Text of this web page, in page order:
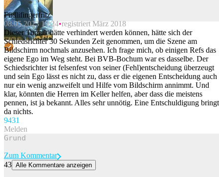
Beitrag melden
Füdlifingerfritz
08.05.2023 19:24 registriert März 2018
Dieser Tumult hätte verhindert werden können, hätte sich der
Schiedsrichter 30 Sekunden Zeit genommen, um die Szene am
Bildschirm nochmals anzusehen. Ich frage mich, ob einigen Refs das
eigene Ego im Weg steht. Bei BVB-Bochum war es dasselbe. Der
Schiedsrichter ist felsenfest von seiner (Fehl)entscheidung überzeugt
und sein Ego lässt es nicht zu, dass er die eigenen Entscheidung auch
nur ein wenig anzweifelt und Hilfe vom Bildschirm annimmt. Und
klar, könnten die Herren im Keller helfen, aber dass die meistens
pennen, ist ja bekannt. Alles sehr unnötig. Eine Entschuldigung bringt
da nichts.
9431
Melden
Zum Kommentar
43 Alle Kommentare anzeigen